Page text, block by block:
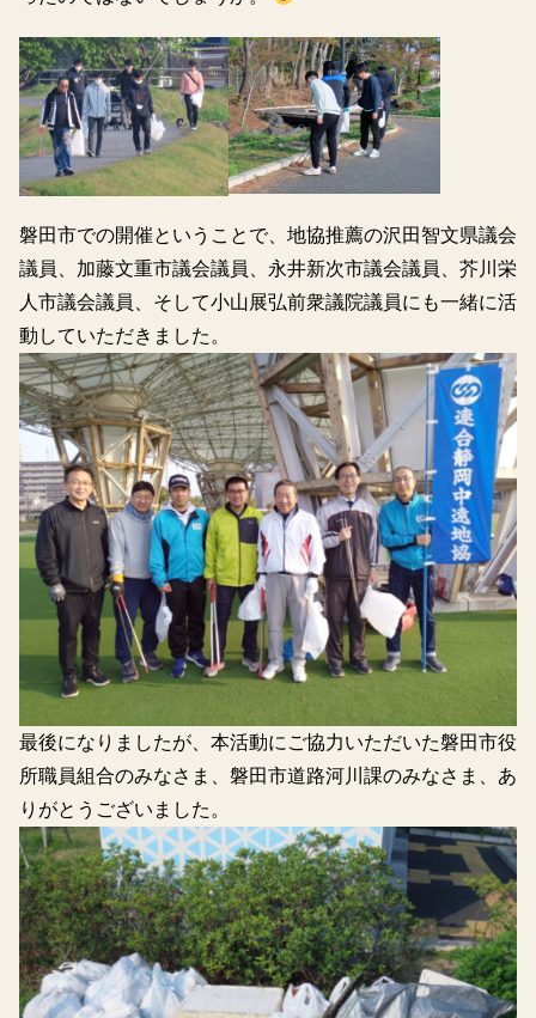
磐田市での開催ということで、地協推薦の沢田智文県議会
議員、加藤文重市議会議員、永井新次市議会議員、芥川栄
人市議会議員、そして小山展弘前衆議院議員にも一緒に活
動していただきました。
最後になりましたが、本活動にご協力いただいた磐田市役
所職員組合のみなさま、磐田市道路河川課のみなさま、あ
りがとうございました。